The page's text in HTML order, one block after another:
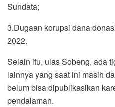
Sundata;
3.Dugaan korupsi dana
2022.
Selain itu, ulas Sobeng, ada
lainnya yang saat ini masih
belum bisa dipublikasikan
pendalaman.